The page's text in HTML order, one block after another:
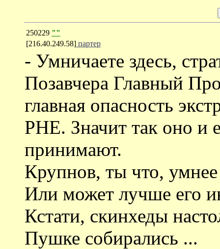
250229 ""
[216.40.249.58] партер
- Умничаете здесь,
Позавчера Главный
главная опасность
РНЕ. Значит так оно и
принимают.
Крупнов, ты что,
Или может лучше его
Кстати, скинхеды
Пушке собирались ...